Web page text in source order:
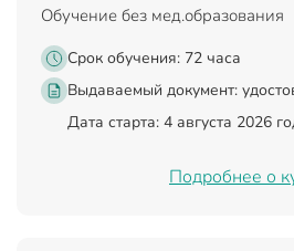
Обучение без мед.образования
Срок обучения: 72 часа
Выдаваемый документ:
Дата старта: 4 августа 2026
Подробнее о